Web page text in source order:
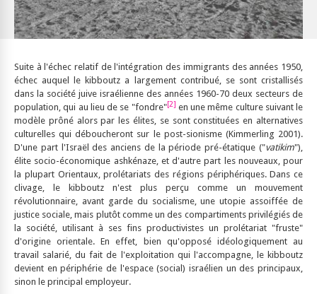
Suite à l'échec relatif de l'intégration des immigrants des années 1950,
échec auquel le kibboutz a largement contribué, se sont cristallisés
dans la société juive israélienne des années 1960-70 deux secteurs de
population, qui au lieu de se "fondre"[2] en une même culture suivant le
modèle prôné alors par les élites, se sont constituées en alternatives
culturelles qui déboucheront sur le post-sionisme (Kimmerling 2001).
D'une part l'Israël des anciens de la période pré-étatique ("vatikim"),
élite socio-économique ashkénaze, et d'autre part les nouveaux, pour
la plupart Orientaux, prolétariats des régions périphériques. Dans ce
clivage, le kibboutz n'est plus perçu comme un mouvement
révolutionnaire, avant garde du socialisme, une utopie assoiffée de
justice sociale, mais plutôt comme un des compartiments privilégiés de
la société, utilisant à ses fins productivistes un prolétariat "fruste"
d'origine orientale. En effet, bien qu'opposé idéologiquement au
travail salarié, du fait de l'exploitation qui l'accompagne, le kibboutz
devient en périphérie de l'espace (social) israélien un des principaux,
sinon le principal employeur.